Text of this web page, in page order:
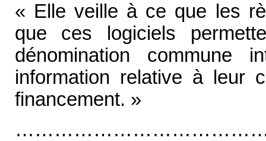
« Elle veille à ce que les
que ces logiciels
dénomination commune
information relative à leur
financement. »